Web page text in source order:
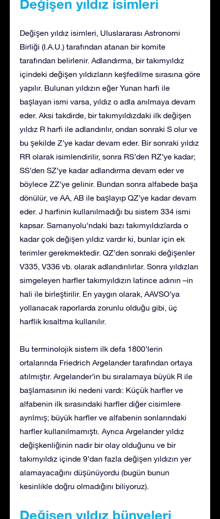
Değişen yıldız isimleri
Değişen yıldız isimleri, Uluslararası Astronomi
Birliği (I.A.U.) tarafından atanan bir komite
tarafından belirlenir. Adlandırma, bir takımyıldız
içindeki değişen yıldızların keşfedilme sırasına göre
yapılır. Bulunan yıldızın eğer Yunan harfi ile
başlayan ismi varsa, yıldız o adla anılmaya devam
eder. Aksi takdirde, bir takımyıldızdaki ilk değişen
yıldız R harfi ile adlandırılır, ondan sonraki S olur ve
bu şekilde Z’ye kadar devam eder. Bir sonraki yıldız
RR olarak isimlendirilir, sonra RS’den RZ’ye kadar;
SS’den SZ’ye kadar adlandırma devam eder ve
böylece ZZ’ye gelinir. Bundan sonra alfabede başa
dönülür, ve AA, AB ile başlayıp QZ’ye kadar devam
eder. J harfinin kullanılmadığı bu sistem 334 ismi
kapsar. Samanyolu’ndaki bazı takımyıldızlarda o
kadar çok değişen yıldız vardır ki, bunlar için ek
terimler gerekmektedir. QZ’den sonraki değişenler
V335, V336 vb. olarak adlandırılırlar. Sonra yıldızları
simgeleyen harfler takımyıldızın latince adının –in
hali ile birleştirilir. En yaygın olarak, AAVSO’ya
yollanacak raporlarda zorunlu olduğu gibi, üç
harflik kısaltma kullanılır.
Bu terminolojik sistem ilk defa 1800’lerin
ortalarında Friedrich Argelander tarafından ortaya
atılmıştır. Argelander’in bu sıralamaya büyük R ile
başlamasının iki nedeni vardı: Küçük harfler ve
alfabenin ilk sırasındaki harfler diğer cisimlere
ayrılmış; büyük harfler ve alfabenin sonlarındaki
harfler kullanılmamıştı. Ayrıca Argelander yıldız
değişkenliğinin nadir bir olay olduğunu ve bir
takımyıldız içinde 9’dan fazla değişen yıldızın yer
alamayacağını düşünüyordu (bugün bunun
kesinlikle doğru olmadığını biliyoruz).
Değişen yıldız bünyeleri